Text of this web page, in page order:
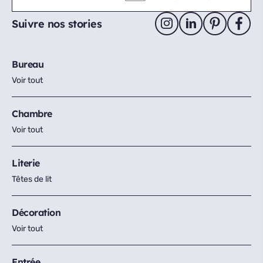
Suivre nos stories
Bureau
Voir tout
Chambre
Voir tout
Literie
Têtes de lit
Décoration
Voir tout